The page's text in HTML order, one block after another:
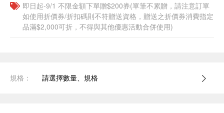
即日起-9/1 不限金額下單贈$200券(單筆不累贈，請注意訂單
如使用折價券/折扣碼則不符贈送資格，贈送之折價券消費指定
品滿$2,000可折，不得與其他優惠活動合併使用)
規格： 請選擇數量、規格